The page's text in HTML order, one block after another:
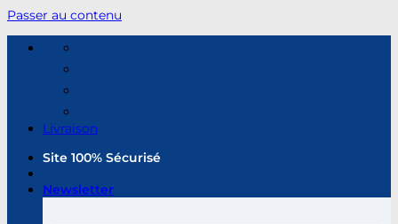
Passer au contenu
Livraison
Site 100% Sécurisé
Newsletter